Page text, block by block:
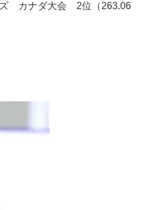
カナダ大会 2位（263.06